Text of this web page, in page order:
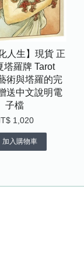
人生】現貨 正
塔羅牌 Tarot
術與塔羅的完
送中文說明電
子檔
1,020
加入購物車